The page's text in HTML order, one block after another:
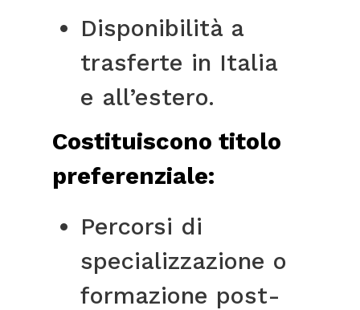
Disponibilità a
trasferte in Italia
e all’estero.
Costituiscono titolo
preferenziale:
Percorsi di
specializzazione o
formazione post-